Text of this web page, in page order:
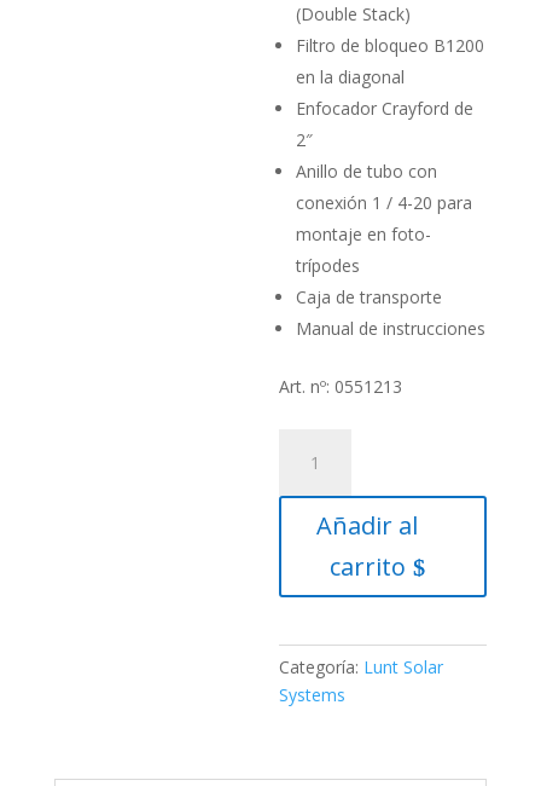
(Double Stack)
Filtro de bloqueo B1200
en la diagonal
Enfocador Crayford de
2″
Anillo de tubo con
conexión 1 / 4-20 para
montaje en foto-
trípodes
Caja de transporte
Manual de instrucciones
Art. nº: 0551213
alfa
LUNT
Double
–
TILT
Añadir al
carrito
Categoría: Lunt Solar
Systems